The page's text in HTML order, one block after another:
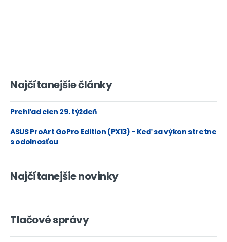
Najčítanejšie články
Prehľad cien 29. týždeň
ASUS ProArt GoPro Edition (PX13) - Keď sa výkon stretne
s odolnosťou
Najčítanejšie novinky
Tlačové správy